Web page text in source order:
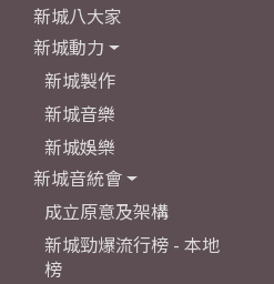
新城八大家
新城動力
新城製作
新城音樂
新城娛樂
新城音統會
成立原意及架構
新城勁爆流行榜 - 本地
榜